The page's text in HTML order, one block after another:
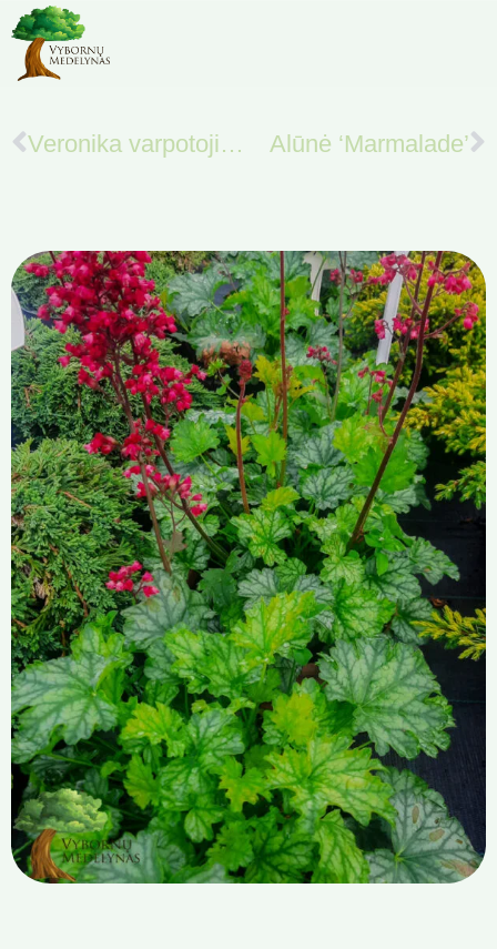
Veronika varpotoji ‘Anniversary Blue’ Alūnė ‘Marmalade’